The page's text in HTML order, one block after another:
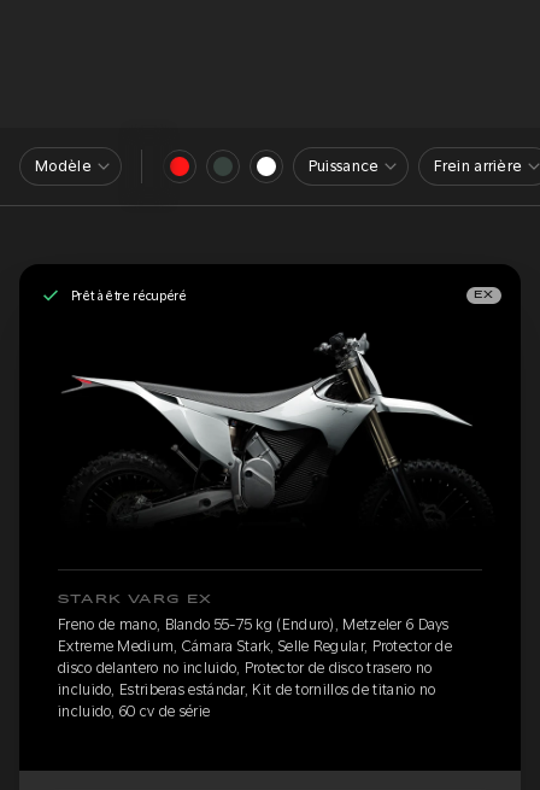
Modèle Puissance Frein arrière
Prêt à être récupéré EX
STARK VARG EX
Freno de mano, Blando 55-75 kg (Enduro), Metzeler 6 Days
Extreme Medium, Cámara Stark, Selle Regular, Protector de
disco delantero no incluido, Protector de disco trasero no
incluido, Estriberas estándar, Kit de tornillos de titanio no
incluido, 60 cv de série